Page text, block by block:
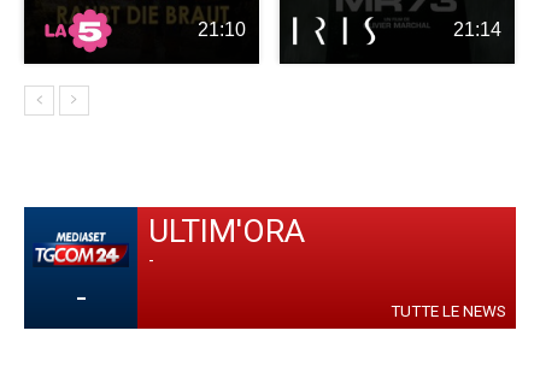
21:10 21:14
-
ULTIM'ORA
-
TUTTE LE NEWS